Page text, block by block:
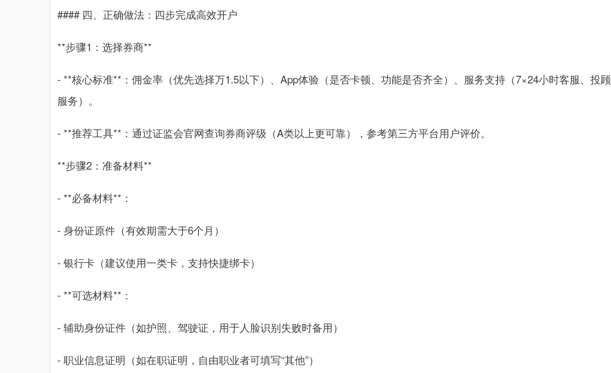
#### 四、正确做法：四步完成高效开户
**步骤1：选择券商**
- **核心标准**：佣金率（优先选择万1.5以下）、App体验（是否卡顿、功能是否齐全）、服务支持（7×24小时客服、投顾
服务）。
- **推荐工具**：通过证监会官网查询券商评级（A类以上更可靠），参考第三方平台用户评价。
**步骤2：准备材料**
- **必备材料**：
- 身份证原件（有效期需大于6个月）
- 银行卡（建议使用一类卡，支持快捷绑卡）
- **可选材料**：
- 辅助身份证件（如护照、驾驶证，用于人脸识别失败时备用）
- 职业信息证明（如在职证明，自由职业者可填写“其他”）